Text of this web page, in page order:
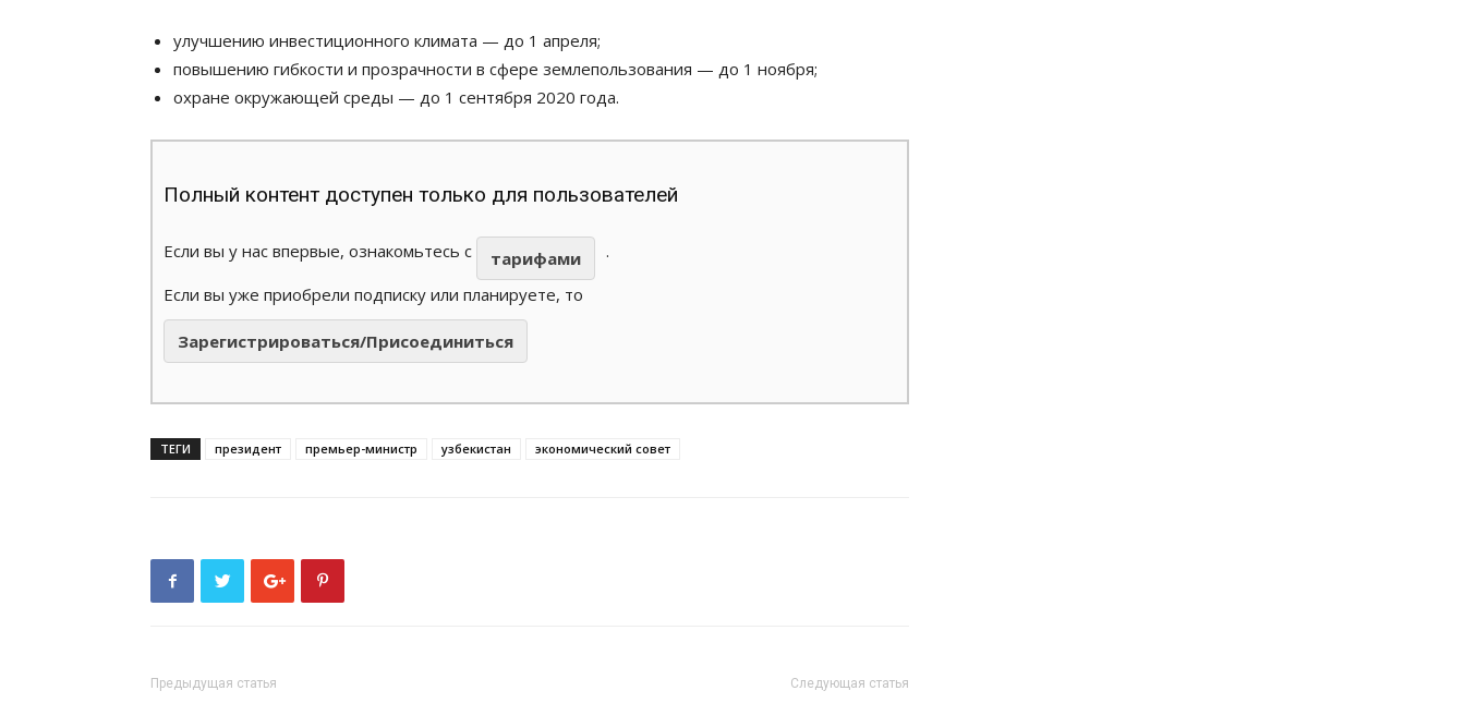
улучшению инвестиционного климата — до 1 апреля;
повышению гибкости и прозрачности в сфере землепользования — до 1 ноября;
охране окружающей среды — до 1 сентября 2020 года.
Полный контент доступен только для пользователей
Если вы у нас впервые, ознакомьтесь с тарифами
.
Если вы уже приобрели подписку или планируете, то
Зарегистрироваться/Присоединиться
ТЕГИ президент премьер-министр узбекистан экономический совет
Предыдущая статья Следующая статья